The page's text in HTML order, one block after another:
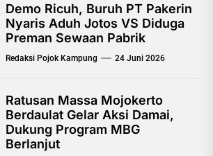
Demo Ricuh, Buruh PT Pakerin
Nyaris Aduh Jotos VS Diduga
Preman Sewaan Pabrik
Redaksi Pojok Kampung 24 Juni 2026
Ratusan Massa Mojokerto
Berdaulat Gelar Aksi Damai,
Dukung Program MBG
Berlanjut